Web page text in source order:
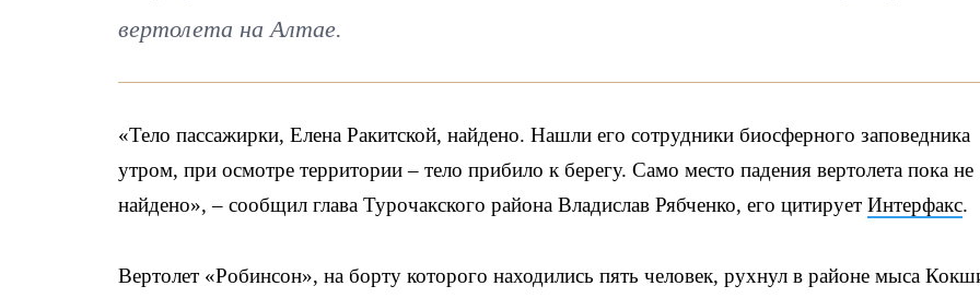
вертолета на Алтае.
«Тело пассажирки, Елена Ракитской, найдено. Нашли его сотрудники биосферного заповедника
утром, при осмотре территории – тело прибило к берегу. Само место падения вертолета пока не
найдено», – сообщил глава Турочакского района Владислав Рябченко, его цитирует Интерфакс.
Вертолет «Робинсон», на борту которого находились пять человек, рухнул в районе мыса